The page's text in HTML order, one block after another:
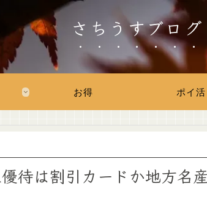
さちうすブログ
お得 ポイ活
待は割引カードか地方名